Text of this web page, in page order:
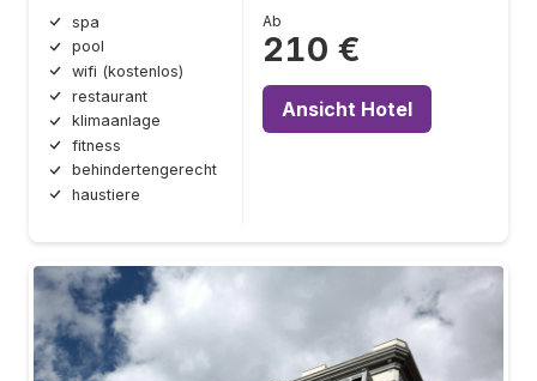
spa
pool
wifi (kostenlos)
restaurant
klimaanlage
fitness
behindertengerecht
haustiere
Ab
210 €
Ansicht Hotel